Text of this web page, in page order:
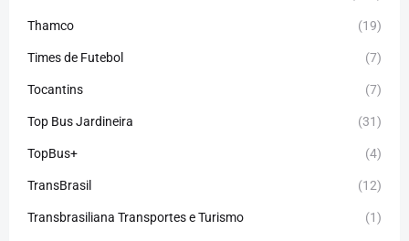
Thamco (19)
Times de Futebol (7)
Tocantins (7)
Top Bus Jardineira (31)
TopBus+ (4)
TransBrasil (12)
Transbrasiliana Transportes e Turismo (1)